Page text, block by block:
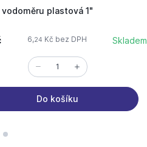
plastová 1"
6,24 Kč bez DPH Skladem
Do košíku